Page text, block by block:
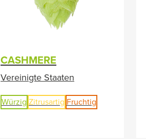
CASHMERE
Vereinigte Staaten
Würzig Zitrusartig Fruchtig